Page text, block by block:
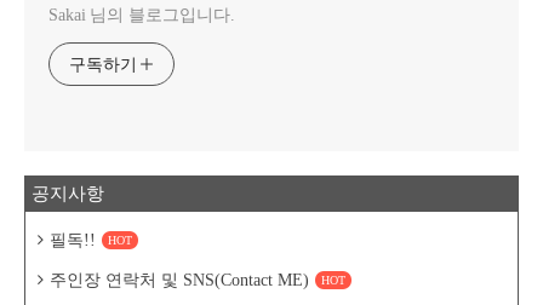
Sakai 님의 블로그입니다.
구독하기
공지사항
필독!! HOT
주인장 연락처 및 SNS(Contact ME) HOT